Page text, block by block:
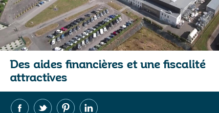
Des aides financières et une fiscalité
attractives